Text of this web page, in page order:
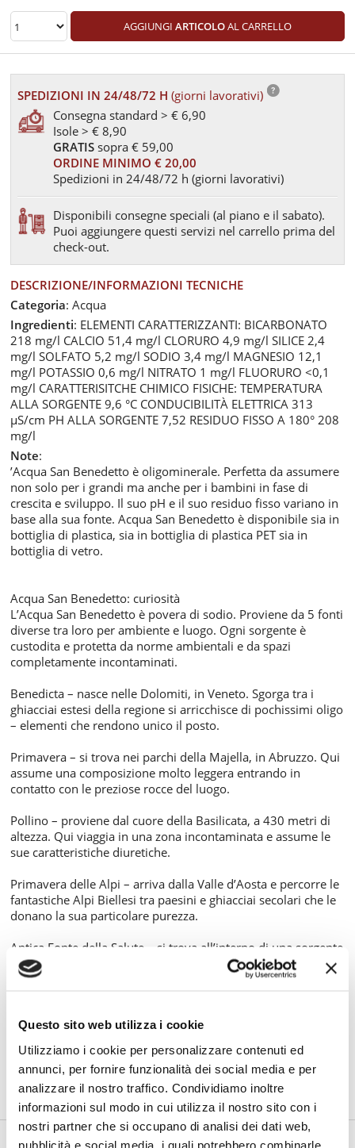
Questo sito web utilizza i cookie
Utilizziamo i cookie per personalizzare contenuti ed
annunci, per fornire funzionalità dei social media e per
analizzare il nostro traffico. Condividiamo inoltre
informazioni sul modo in cui utilizza il nostro sito con i
nostri partner che si occupano di analisi dei dati web,
pubblicità e social media, i quali potrebbero combinarle
AGGIUNGI ARTICOLOAL CARRELLO
SPEDIZIONI IN 24/48/72 H(giorni lavorativi)
Consegna standard > € 6,90
Isole > € 8,90
GRATIS sopra € 59,00
ORDINE MINIMO € 20,00
Spedizioni in 24/48/72 h (giorni lavorativi)
Disponibili consegne speciali (al piano e il sabato).
Puoi aggiungere questi servizi nel carrello prima del
check-out.
DESCRIZIONE/INFORMAZIONI TECNICHE
Categoria: Acqua
Ingredienti: ELEMENTI CARATTERIZZANTI: BICARBONATO
218 mg/l CALCIO 51,4 mg/l CLORURO 4,9 mg/l SILICE 2,4
mg/l SOLFATO 5,2 mg/l SODIO 3,4 mg/l MAGNESIO 12,1
mg/l POTASSIO 0,6 mg/l NITRATO 1 mg/l FLUORURO <0,1
mg/l CARATTERISITCHE CHIMICO FISICHE: TEMPERATURA
ALLA SORGENTE 9,6 °C CONDUCIBILITÀ ELETTRICA 313
µS/cm PH ALLA SORGENTE 7,52 RESIDUO FISSO A 180° 208
mg/l
Note:
’Acqua San Benedetto è oligominerale. Perfetta da assumere
non solo per i grandi ma anche per i bambini in fase di
crescita e sviluppo. Il suo pH e il suo residuo fisso variano in
base alla sua fonte. Acqua San Benedetto è disponibile sia in
bottiglia di plastica, sia in bottiglia di plastica PET sia in
bottiglia di vetro.
Acqua San Benedetto: curiosità
L’Acqua San Benedetto è povera di sodio. Proviene da 5 fonti
diverse tra loro per ambiente e luogo. Ogni sorgente è
custodita e protetta da norme ambientali e da spazi
completamente incontaminati.
Benedicta – nasce nelle Dolomiti, in Veneto. Sgorga tra i
ghiacciai estesi della regione si arricchisce di pochissimi oligo
– elementi che rendono unico il posto.
Primavera – si trova nei parchi della Majella, in Abruzzo. Qui
assume una composizione molto leggera entrando in
contatto con le preziose rocce del luogo.
Pollino – proviene dal cuore della Basilicata, a 430 metri di
altezza. Qui viaggia in una zona incontaminata e assume le
sue caratteristiche diuretiche.
Primavera delle Alpi – arriva dalla Valle d’Aosta e percorre le
fantastiche Alpi Biellesi tra paesini e ghiacciai secolari che le
donano la sua particolare purezza.
Antica Fonte della Salute – si trova all’interno di una sorgente
in Veneto, posta a ben 236 metri di profondità.
Gli imballi che utilizziamo sono super resistenti e
riciclabili, per la sicurezza dei prodotti e la
doverosa sostenibilità ambientale. Inoltre, per le
consegne più consistenti, utilizziamo pallet in
cartone ecologico al posto di quelli in legno.
TI POTREBBE INTERESSARE ANCHE